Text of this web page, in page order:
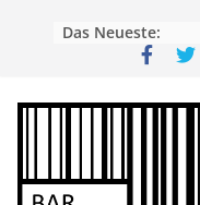
Das Neueste: